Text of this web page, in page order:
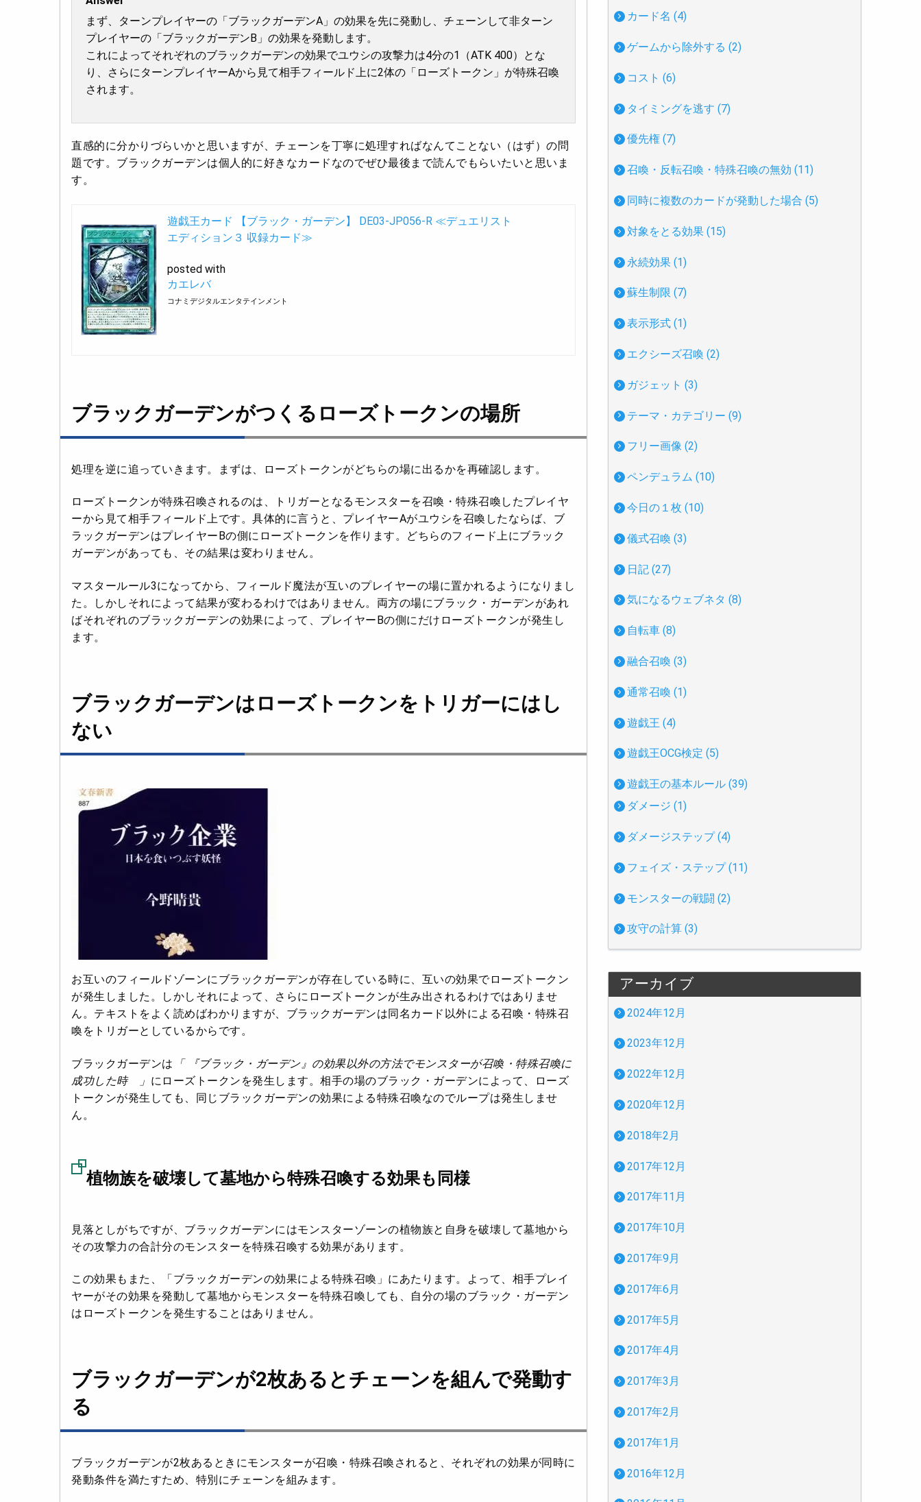
まず、ターンプレイヤーの「ブラックガーデンA」の効果を先に発動し、チェーンして非ターン
プレイヤーの「ブラックガーデンB」の効果を発動します。
これによってそれぞれのブラックガーデンの効果でユウシの攻撃力は4分の1（ATK 400）とな
り、さらにターンプレイヤーAから見て相手フィールド上に2体の「ローズトークン」が特殊召喚
されます。
直感的に分かりづらいかと思いますが、チェーンを丁寧に処理すればなんてことない（はず）の問
題です。ブラックガーデンは個人的に好きなカードなのでぜひ最後まで読んでもらいたいと思いま
す。
遊戯王カード 【ブラック・ガーデン】 DE03-JP056-R ≪デュエリスト
エディション３ 収録カード≫
posted with
カエレバ
コナミデジタルエンタテインメント
ブラックガーデンがつくるローズトークンの場所
処理を逆に追っていきます。まずは、ローズトークンがどちらの場に出るかを再確認します。
ローズトークンが特殊召喚されるのは、トリガーとなるモンスターを召喚・特殊召喚したプレイヤ
ーから見て相手フィールド上です。具体的に言うと、プレイヤーAがユウシを召喚したならば、ブ
ラックガーデンはプレイヤーBの側にローズトークンを作ります。どちらのフィード上にブラック
ガーデンがあっても、その結果は変わりません。
マスタールール3になってから、フィールド魔法が互いのプレイヤーの場に置かれるようになりまし
た。しかしそれによって結果が変わるわけではありません。両方の場にブラック・ガーデンがあれ
ばそれぞれのブラックガーデンの効果によって、プレイヤーBの側にだけローズトークンが発生し
ます。
ブラックガーデンはローズトークンをトリガーにはし
ない
お互いのフィールドゾーンにブラックガーデンが存在している時に、互いの効果でローズトークン
が発生しました。しかしそれによって、さらにローズトークンが生み出されるわけではありませ
ん。テキストをよく読めばわかりますが、ブラックガーデンは同名カード以外による召喚・特殊召
喚をトリガーとしているからです。
ブラックガーデンは 「 『ブラック・ガーデン』の効果以外の方法でモンスターが召喚・特殊召喚に
成功した時 」 にローズトークンを発生します。相手の場のブラック・ガーデンによって、ローズ
トークンが発生しても、同じブラックガーデンの効果による特殊召喚なのでループは発生しませ
ん。
植物族を破壊して墓地から特殊召喚する効果も同様
見落としがちですが、ブラックガーデンにはモンスターゾーンの植物族と自身を破壊して墓地から
その攻撃力の合計分のモンスターを特殊召喚する効果があります。
この効果もまた、「ブラックガーデンの効果による特殊召喚」にあたります。よって、相手プレイ
ヤーがその効果を発動して墓地からモンスターを特殊召喚しても、自分の場のブラック・ガーデン
はローズトークンを発生することはありません。
ブラックガーデンが2枚あるとチェーンを組んで発動す
る
ブラックガーデンが2枚あるときにモンスターが召喚・特殊召喚されると、それぞれの効果が同時に
発動条件を満たすため、特別にチェーンを組みます。
カード名 (4)
ゲームから除外する (2)
コスト (6)
タイミングを逃す (7)
優先権 (7)
召喚・反転召喚・特殊召喚の無効 (11)
同時に複数のカードが発動した場合 (5)
対象をとる効果 (15)
永続効果 (1)
蘇生制限 (7)
表示形式 (1)
エクシーズ召喚 (2)
ガジェット (3)
テーマ・カテゴリー (9)
フリー画像 (2)
ペンデュラム (10)
今日の１枚 (10)
儀式召喚 (3)
日記 (27)
気になるウェブネタ (8)
自転車 (8)
融合召喚 (3)
通常召喚 (1)
遊戯王 (4)
遊戯王OCG検定 (5)
遊戯王の基本ルール (39)
ダメージ (1)
ダメージステップ (4)
フェイズ・ステップ (11)
モンスターの戦闘 (2)
攻守の計算 (3)
アーカイブ
2024年12月
2023年12月
2022年12月
2020年12月
2018年2月
2017年12月
2017年11月
2017年10月
2017年9月
2017年6月
2017年5月
2017年4月
2017年3月
2017年2月
2017年1月
2016年12月